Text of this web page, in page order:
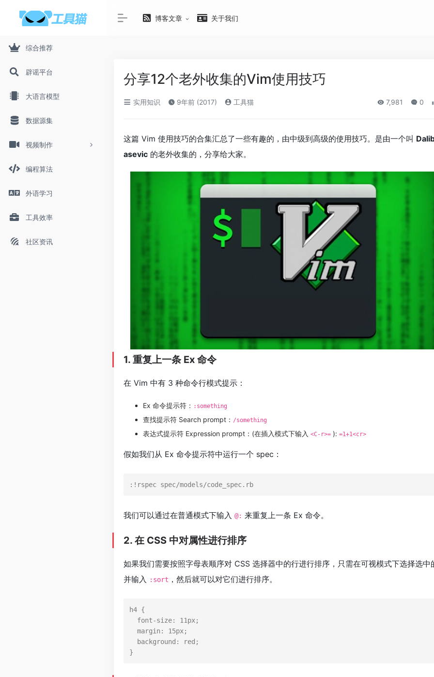
综合推荐
辟谣平台
大语言模型
数据源集
视频制作
编程算法
外语学习
工具效率
社区资讯
博客文章 关于我们
分享12个老外收集的Vim使用技巧
实用知识 9年前 (2017) 工具猫 7,981 0
这篇 Vim 使用技巧的合集汇总了一些有趣的，由中级到高级的使用技巧。是由一个叫
asevic 的老外收集的，分享给大家。
1. 重复上一条 Ex 命令
在 Vim 中有 3 种命令行模式提示：
Ex 命令提示符： :something
查找提示符 Search prompt： /something
表达式提示符 Expression prompt：(在插入模式下输入 <C-r>= ): =1+1<cr>
假如我们从 Ex 命令提示符中运行一个 spec：
:!rspec spec/models/code_spec.rb
我们可以通过在普通模式下输入 @: 来重复上一条 Ex 命令。
2. 在 CSS 中对属性进行排序
如果我们需要按照字母表顺序对 CSS 选择器中的行进行排序，只需在可视模式下选择选中
并输入
:sort ，然后就可以对它们进行排序。
h4 {
font-size: 11px;
margin: 15px;
background : red;
}